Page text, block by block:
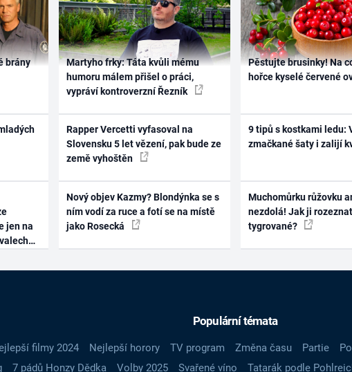
brány
jen na
Martyho frky: Táta kvůli mému
humoru málem přišel o práci,
vypráví kontroverzní Řezník
Rapper Vercetti vyfasoval na
Slovensku 5 let vězení, pak bude ze
země vyhoštěn
Nový objev Kazmy? Blondýnka se s
ním vodí za ruce a fotí se na místě
jako Rosecká
Pěstujte brusinky! Na
hořce kyselé červené
9 tipů s kostkami ledu:
zmačkané šaty i zalijí
Muchomůrku růžovku
nezdolá! Jak ji
tygrované?
Populární témata
filmy 2024 Nejlepší horory TV program Změna času Partie
7 pádů Honzy Dědka Volby 2025 Svařené víno Tatarák podle